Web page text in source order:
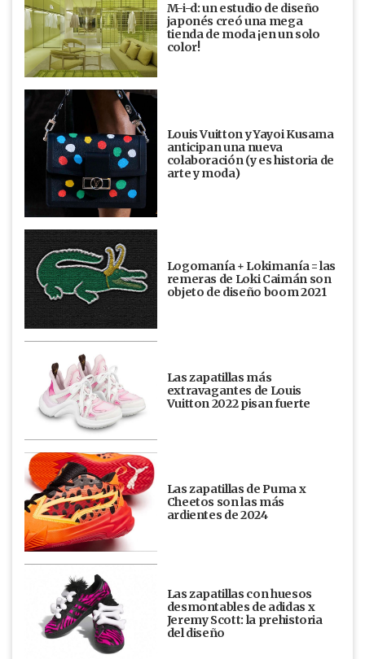
M-i-d: un estudio de diseño
japonés creó una mega
tienda de moda ¡en un solo
color!
Louis Vuitton y Yayoi Kusama
anticipan una nueva
colaboración (y es historia de
arte y moda)
Logomanía + Lokimanía = las
remeras de Loki Caimán son
objeto de diseño boom 2021
Las zapatillas más
extravagantes de Louis
Vuitton 2022 pisan fuerte
Las zapatillas de Puma x
Cheetos son las más
ardientes de 2024
Las zapatillas con huesos
desmontables de adidas x
Jeremy Scott: la prehistoria
del diseño